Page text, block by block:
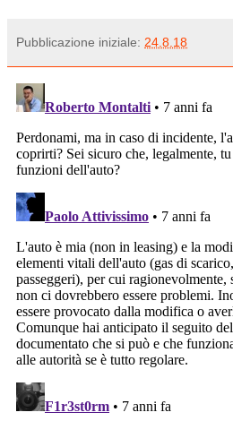
Pubblicazione iniziale: 24.8.18